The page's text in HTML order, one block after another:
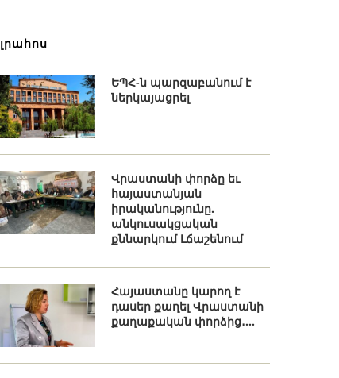
լրահոս
ԵՊՀ-ն պարզաբանում է
ներկայացրել
Վրաստանի փորձը եւ
հայաստանյան
իրականությունը.
անկուսակցական
քննարկում Լճաշենում
Հայաստանը կարող է
դասեր քաղել Վրաստանի
քաղաքական փորձից․...